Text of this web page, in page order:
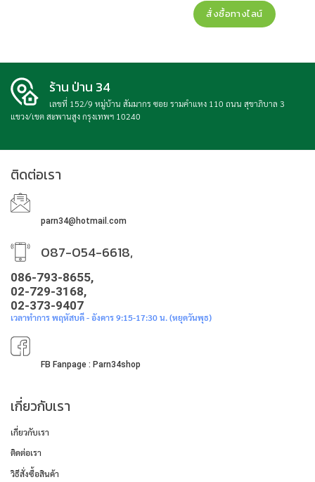
สั่งซื้อทางไลน์
ร้าน ป่าน 34
เลขที่ 152/9 หมู่บ้าน สัมมากร ซอย รามคำแหง 110 ถนน สุขาภิบาล 3
แขวง/เขต สะพานสูง กรุงเทพฯ 10240
ติดต่อเรา
parn34@hotmail.com
087-054-6618,
086-793-8655,
02-729-3168,
02-373-9407
เวลาทำการ พฤหัสบดี - อังคาร 9:15-17:30 น. (หยุดวันพุธ)
FB Fanpage : Parn34shop
เกี่ยวกับเรา
เกี่ยวกับเรา
ติดต่อเรา
วิธีสั่งซื้อสินค้า